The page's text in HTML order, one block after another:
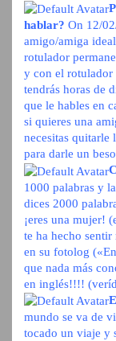
hablar? On 12/
amigo/amiga
rotulador
y con el
tendrás horas de
que le hables en
si quieres una
necesitas
para darle un
1000 palabras y
dices 2000
¡eres una mujer!
te ha hecho
en su fotolog
que nada más
en inglés!!!!
mundo se va de
tocado un viaje y